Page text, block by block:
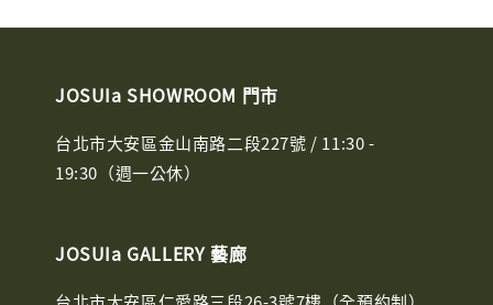
JOSUIa SHOWROOM 門市
台北市大安區金山南路二段227號 / 11:30 -
19:30（週一公休）
JOSUIa GALLERY 藝廊